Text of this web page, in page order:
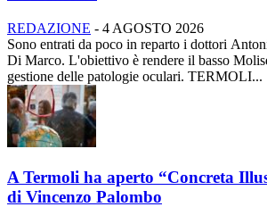
REDAZIONE - 4 AGOSTO 2026
Sono entrati da poco in reparto i dottori
Di Marco. L'obiettivo è rendere il basso
gestione delle patologie oculari. TERMOLI...
A Termoli ha aperto “Concreta
di Vincenzo Palombo